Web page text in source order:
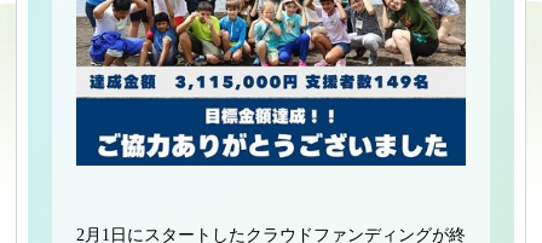
2月1日にスタートしたクラウドファンディングが終